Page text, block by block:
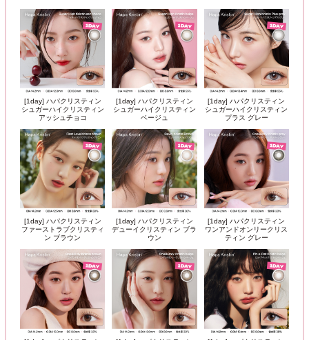
[1day] ハパクリスティン
シュガーハイクリスティン
アッシュチョコ
[1day] ハパクリスティン
シュガーハイクリスティン
ベージュ
[1day] ハパクリスティン
シュガーハイクリスティン
プラス グレー
[1day] ハパクリスティン
ファーストラブクリスティ
ン ブラウン
[1day] ハパクリスティン
デューイクリスティン ブラ
ウン
[1day] ハパクリスティン
ワンアンドオンリークリス
ティン グレー